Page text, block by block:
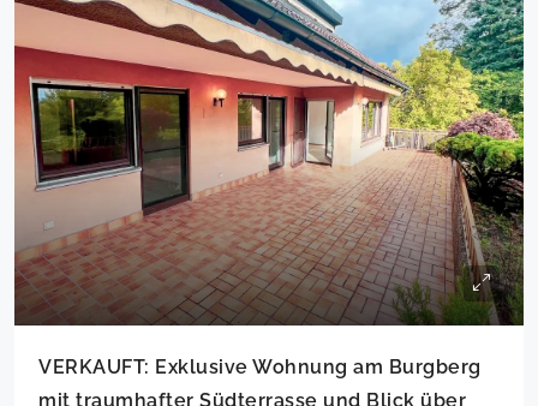
VERKAUFT: Exklusive Wohnung am Burgberg
mit traumhafter Südterrasse und Blick über